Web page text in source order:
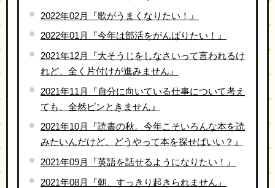
2022年02月『歌がうまくなりたい！』
2022年01月『今年は部活をがんばりたい！』
2021年12月『大そうじをしなさいって言われるけ
れど、全く片付けが進みません』
2021年11月『自分に向いている仕事について考え
ても、全然ピンときません』
2021年10月『読書の秋。今年こそいろんな本を読
みたいんだけど、どうやって本を探せばいい？』
2021年09月『英語を話せるようになりたい！』
2021年08月『朝、すっきり起きられません』